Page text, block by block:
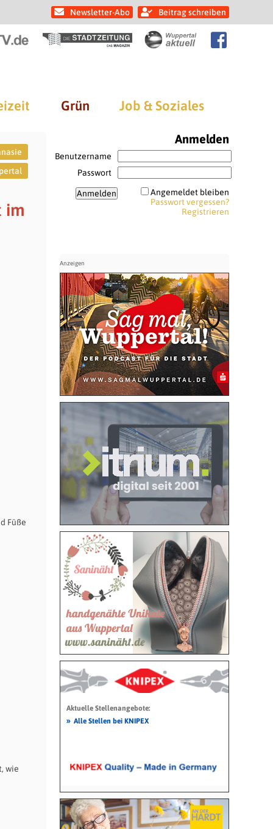
Newsletter-Abo Beitrag schreiben
Grün Job & Soziales
im
Füße
wie
Anmelden
Benutzername
Passwort
Angemeldet bleiben
Passwort vergessen?
Registrieren
Aktuelle Stellenangebote:
» Alle Stellen bei KNIPEX